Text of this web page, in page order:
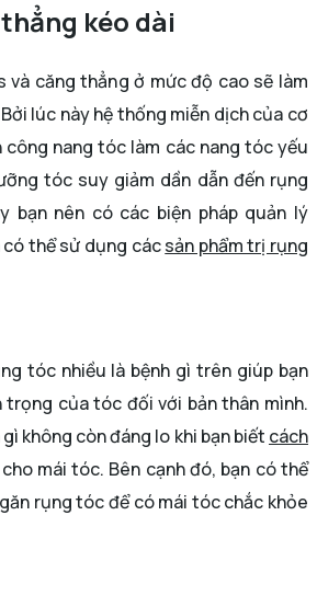
kéo dài
và căng thẳng ở mức độ cao sẽ làm
lúc này hệ thống miễn dịch của cơ
nang tóc làm các nang tóc yếu
tóc suy giảm dần dẫn đến rụng
bạn nên có các biện pháp quản lý
thể sử dụng cácsản phẩm trị rụng
tóc nhiều là bệnh gì trên giúp bạn
của tóc đối với bản thân mình.
không còn đáng lo khi bạn biết cách
mái tóc. Bên cạnh đó, bạn có thể
rụng tóc để có mái tóc chắc khỏe